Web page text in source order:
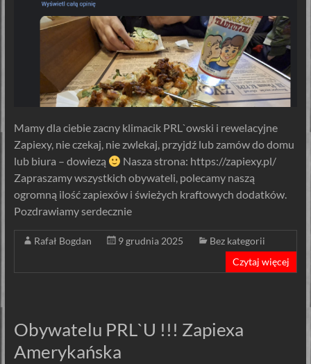
Mamy dla ciebie zacny klimacik PRL`owski i rewelacyjne
Zapiexy, nie czekaj, nie zwlekaj, przyjdź lub zamów do domu
lub biura – dowiezą
Nasza strona: https://zapiexy.pl/
Zapraszamy wszystkich obywateli, polecamy naszą
ogromną ilość zapiexów i świeżych kraftowych dodatków.
Pozdrawiamy serdecznie
Rafał Bogdan 9 grudnia 2025
Bez kategorii
Czytaj więcej
Obywatelu PRL`U !!! Zapiexa
Amerykańska